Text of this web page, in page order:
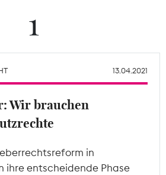
1
13.04.2021
Wir brauchen
in
ihre entscheidende Phase